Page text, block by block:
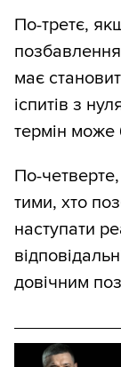
По-третє,
має
іспитів з
термін може
По-
тими, хто
наступати
довічним